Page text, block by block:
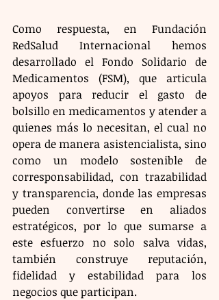
​Como respuesta, en Fundación
RedSalud Internacional hemos
desarrollado el Fondo Solidario de
Medicamentos (FSM), que articula
apoyos para reducir el gasto de
bolsillo en medicamentos y atender a
quienes más lo necesitan, el cual no
opera de manera asistencialista, sino
como un modelo sostenible de
corresponsabilidad, con trazabilidad
y transparencia, donde las empresas
pueden convertirse en aliados
estratégicos, por lo que sumarse a
este esfuerzo no solo salva vidas,
también construye reputación,
fidelidad y estabilidad para los
negocios que participan.